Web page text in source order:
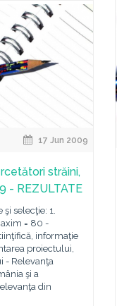
17 Jun 2009
străini,
- REZULTATE
selecţie: 1.
= 80 -
informaţie
proiectului,
- Relevanţa
şi a
din